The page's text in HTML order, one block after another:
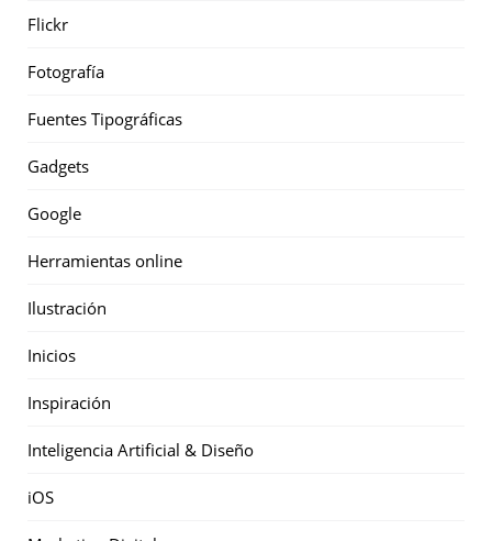
Flickr
Fotografía
Fuentes Tipográficas
Gadgets
Google
Herramientas online
Ilustración
Inicios
Inspiración
Inteligencia Artificial & Diseño
iOS